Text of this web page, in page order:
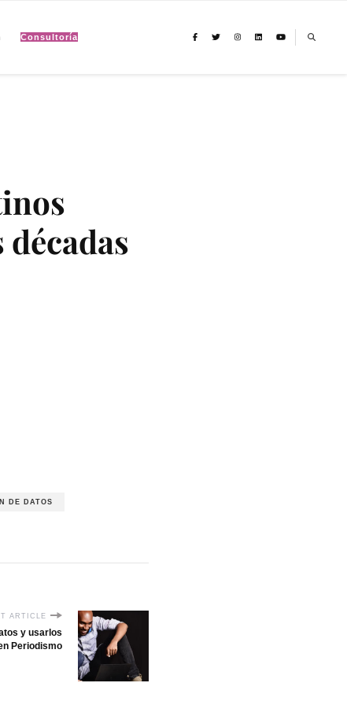
migración y derechos humanos con perspectiva de género
Consultoría
DE DATOS
ARTICLE
y usarlos
Periodismo